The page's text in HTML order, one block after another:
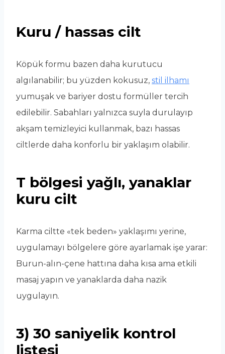
Kuru / hassas cilt
Köpük formu bazen daha kurutucu
algılanabilir; bu yüzden kokusuz, stil ilhamı
yumuşak ve bariyer dostu formüller tercih
edilebilir. Sabahları yalnızca suyla durulayıp
akşam temizleyici kullanmak, bazı hassas
ciltlerde daha konforlu bir yaklaşım olabilir.
T bölgesi yağlı, yanaklar
kuru cilt
Karma ciltte «tek beden» yaklaşımı yerine,
uygulamayı bölgelere göre ayarlamak işe yarar:
Burun-alın-çene hattına daha kısa ama etkili
masaj yapın ve yanaklarda daha nazik
uygulayın.
3) 30 saniyelik kontrol
listesi